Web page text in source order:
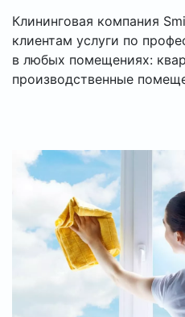
Клининговая компания
клиентам услуги по
в любых помещениях:
производственные